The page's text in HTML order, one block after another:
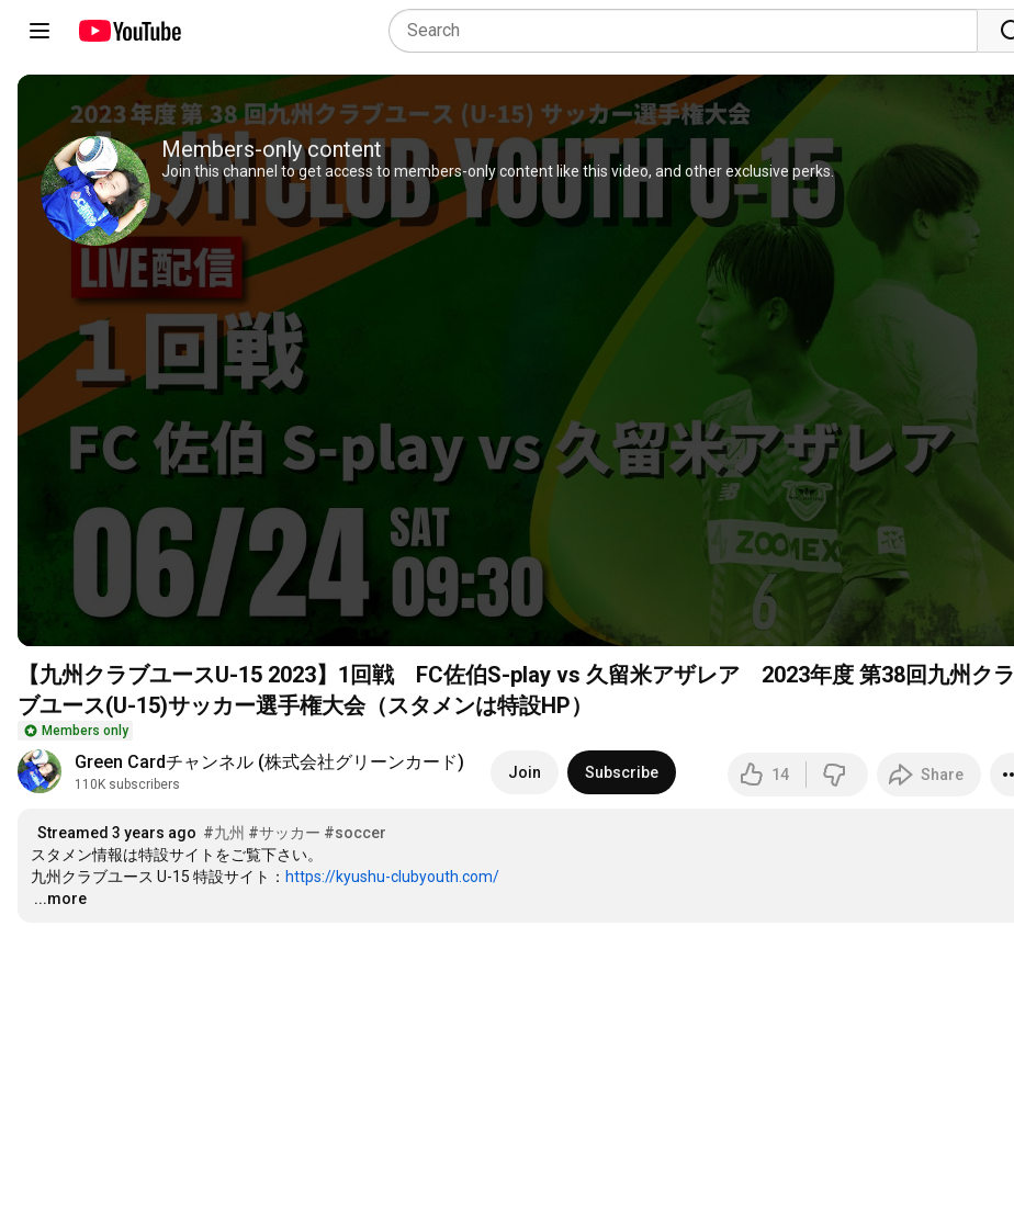
Members-only content
Join this channel to get access to members-only content like this video, and other exclusive perks.
【九州クラブユースU-15 2023】1回戦 FC佐伯S-play vs 久留米アザレア 2023年度 第38回九州クラ
ブユース(U-15)サッカー選手権大会（スタメンは特設HP）
Members only
Green Cardチャンネル (株式会社グリーンカード)
110K subscribers
Join Subscribe 14 Share
Streamed 3 years ago #九州 #サッカー #soccer
スタメン情報は特設サイトをご覧下さい。
九州クラブユース U-15 特設サイト： https://kyushu-clubyouth.com/
…
...more